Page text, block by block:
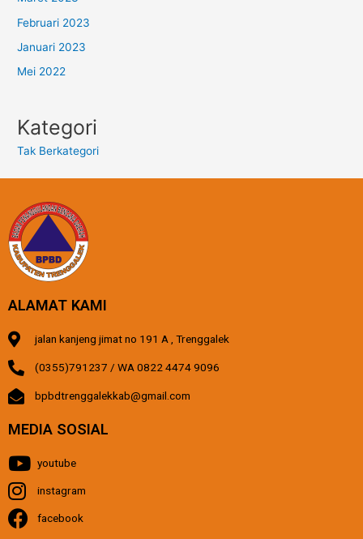
Februari 2023
Januari 2023
Mei 2022
Kategori
Tak Berkategori
ALAMAT KAMI
jalan kanjeng jimat no 191 A , Trenggalek
(0355)791237 / WA 0822 4474 9096
bpbdtrenggalekkab@gmail.com
MEDIA SOSIAL
youtube
instagram
facebook